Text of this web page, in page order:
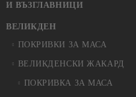
И ВЪЗГЛАВНИЦИ
ВЕЛИКДЕН
ПОКРИВКИ ЗА МАСА
ВЕЛИКДЕНСКИ ЖАКАРД
ПОКРИВКА ЗА МАСА